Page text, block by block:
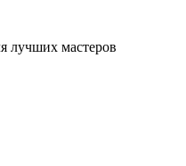
лучших мастеров